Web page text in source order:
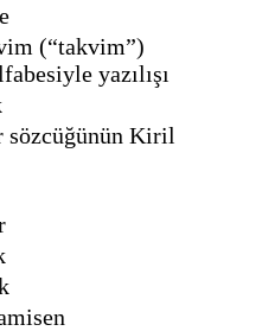
(“takvim”)
yazılışı
sözcüğünün Kiril